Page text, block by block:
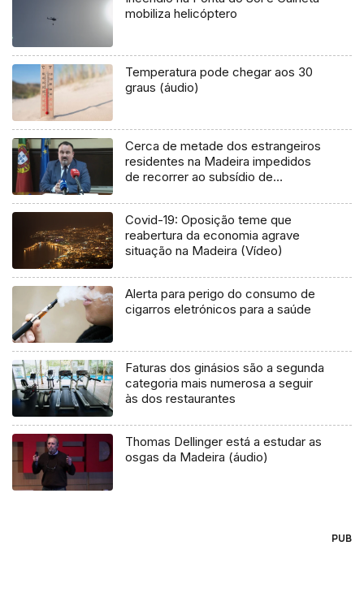
mobiliza helicóptero
Temperatura pode chegar aos 30
graus (áudio)
Cerca de metade dos estrangeiros
residentes na Madeira impedidos
de recorrer ao subsídio de
Covid-19: Oposição teme que
reabertura da economia agrave
situação na Madeira (Vídeo)
Alerta para perigo do consumo de
cigarros eletrónicos para a saúde
Faturas dos ginásios são a segunda
categoria mais numerosa a seguir
às dos restaurantes
Thomas Dellinger está a estudar as
osgas da Madeira (áudio)
PUB